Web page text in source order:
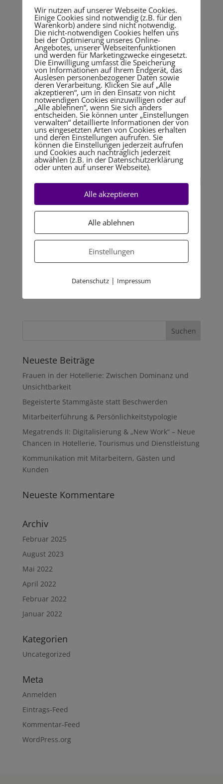
Hotelier wünscht, was aber nicht immer gelingt.
Denn dort, wo Menschen mit unterschiedlichen
Persönlichkeiten, Backgrounds und Bedürfnissen
zusammentreffen, wird es auch...
Mitarbeiterführung & Persönlichkeitstypologie
vonAdmin20|Mai 23, 2022|Uncategorized
Weißt du, wie deine MitarbeiterInnen ticken? Beim
Thema Fachkräftemangel geht es nicht nur darum,
neue MitarbeiterInnen zu rekrutieren, sondern auch
Wissen um die verschiedenen Persönlichkeitstypen
Neueste Beiträge
Frauen in der Hotellerie: Zwischen Dominanz und
Unsichtbarkeit
Begeisterte Stammgäste statt Beschwerden
Mitarbeiterführung & Persönlichkeitstypologie
Megatrends II: Digitalisierung & „New Work“ – Neue
Chancen in Hotellerie, Tourismus und Dienstleistung
Kommunikation mit Mitarbeitern, Gästen und
Kunden
Neueste Kommentare
Archiv
Februar 2025
August 2023
Mai 2022
April 2022
Februar 2022
Januar 2022
Kategorien
Uncategorized
Meta
Anmelden
Eintrags-Feed
Kommentar-Feed
WordPress.org
Wir nutzen auf unserer Webseite Cookies.
Einige Cookies sind notwendig (z.B. für den
Warenkorb) andere sind nicht notwendig.
Die nicht-notwendigen Cookies helfen uns
bei der Optimierung unseres Online-
Angebotes, unserer Webseitenfunktionen
und werden für Marketingzwecke eingesetzt.
Die Einwilligung umfasst die Speicherung
von Informationen auf Ihrem Endgerät, das
Auslesen personenbezogener Daten sowie
deren Verarbeitung. Klicken Sie auf „Alle
akzeptieren“, um in den Einsatz von nicht
notwendigen Cookies einzuwilligen oder auf
„Alle ablehnen“, wenn Sie sich anders
entscheiden. Sie können unter „Einstellungen
verwalten“ detaillierte Informationen der von
uns eingesetzten Arten von Cookies erhalten
und deren Einstellungen aufrufen. Sie
können die Einstellungen jederzeit aufrufen
und Cookies auch nachträglich jederzeit
abwählen (z.B. in der Datenschutzerklärung
oder unten auf unserer Webseite).
Alle akzeptieren
Alle ablehnen
Einstellungen
Datenschutz | Impressum